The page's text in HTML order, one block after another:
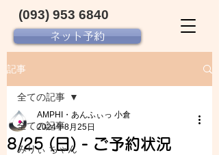
ネット予約
(093) 953 6840‬
記事
全ての記事
みりぃ ちゃん
全ての記事
8/25 (日) - ご予約状況
AMPHI・あんふぃっ 小倉
2024年8月25日